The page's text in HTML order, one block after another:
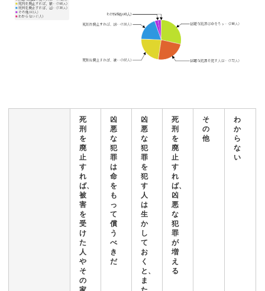
死
刑
を
廃
止
す
れ
ば、
被
害
を
受
け
た
人
や
そ
の
凶
悪
な
犯
罪
は
命
を
も
っ
て
償
う
べ
き
だ
凶
悪
な
犯
罪
を
犯
す
人
は
生
か
し
て
お
く
と、
ま
死
刑
を
廃
止
す
れ
ば、
凶
悪
な
犯
罪
が
増
え
る
そ
の
他
わ
か
ら
な
い